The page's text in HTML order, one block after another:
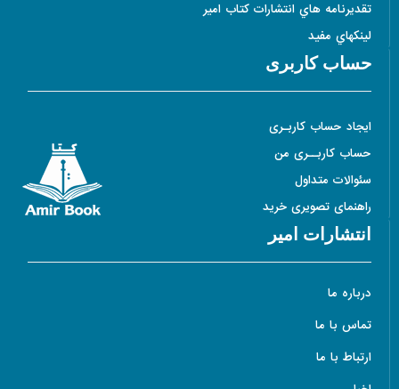
تقديرنامه هاي انتشارات کتاب امير
لينکهاي مفيد
حساب کاربری
ایجاد حساب کاربـری
حساب کاربــری من
سئوالات متداول
راهنمای تصویری خرید
انتشارات امیر
درباره ما
تماس با ما
ارتباط با ما